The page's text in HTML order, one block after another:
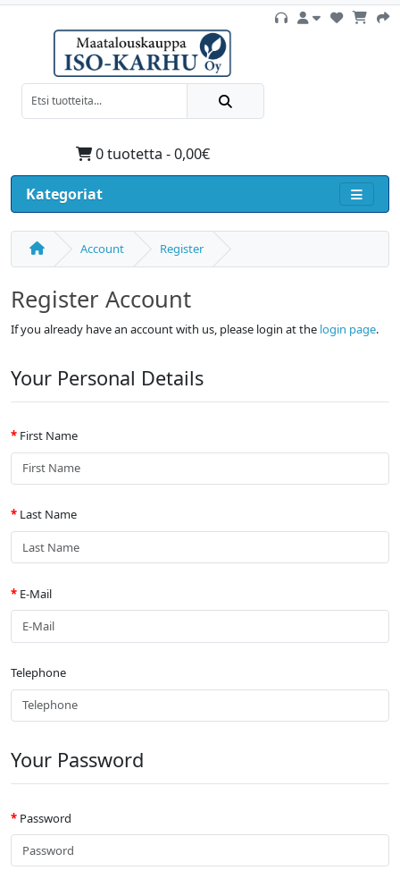
0 tuotetta - 0,00€
Kategoriat
Account Register
Register Account
If you already have an account with us, please login at the login page.
Your Personal Details
First Name
Last Name
E-Mail
Telephone
Your Password
Password